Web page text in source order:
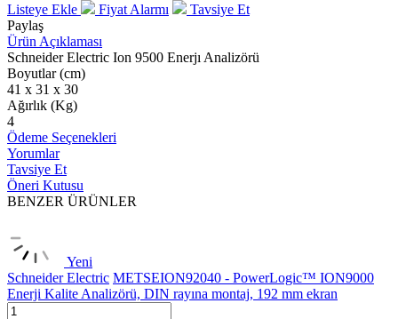
Listeye Ekle
Fiyat Alarmı
Tavsiye Et
Paylaş
Ürün Açıklaması
Schneider Electric Ion 9500 Enerjı Analizörü
Boyutlar (cm)
41 x 31 x 30
Ağırlık (Kg)
4
Ödeme Seçenekleri
Yorumlar
Tavsiye Et
Öneri Kutusu
BENZER ÜRÜNLER
Yeni
Schneider Electric METSEION92040 - PowerLogic™ ION9000
Enerji Kalite Analizörü, DIN rayına montaj, 192 mm ekran